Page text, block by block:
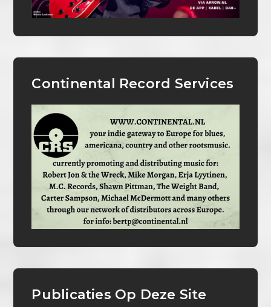
Continental Record Services
Publicaties Op Deze Site